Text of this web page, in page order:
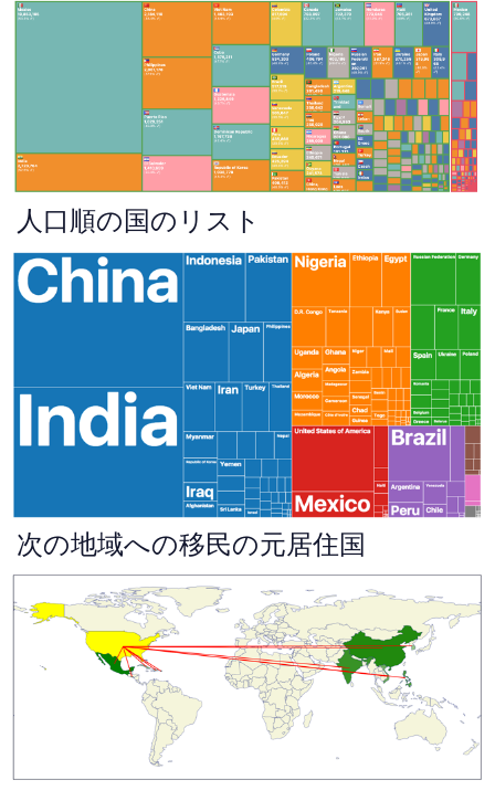
人口順の国のリスト
次の地域への移民の元居住国